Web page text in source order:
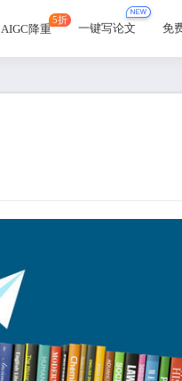
AIGC降重
5折
一键写论文 免